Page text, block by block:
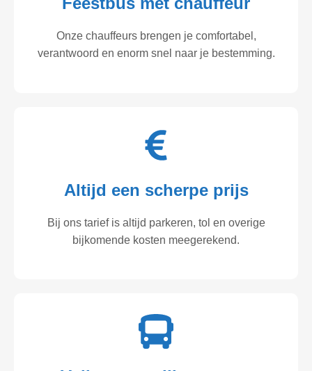
Onze chauffeurs brengen je comfortabel,
verantwoord en enorm snel naar je bestemming.
Altijd een scherpe prijs
Bij ons tarief is altijd parkeren, tol en overige
bijkomende kosten meegerekend.